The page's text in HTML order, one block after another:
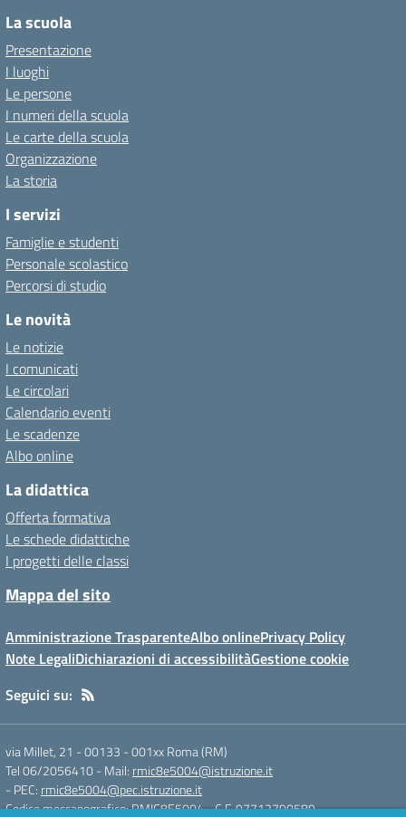
La scuola
Presentazione
I luoghi
Le persone
I numeri della scuola
Le carte della scuola
Organizzazione
La storia
I servizi
Famiglie e studenti
Personale scolastico
Percorsi di studio
Le novità
Le notizie
I comunicati
Le circolari
Calendario eventi
Le scadenze
Albo online
La didattica
Offerta formativa
Le schede didattiche
I progetti delle classi
Mappa del sito
Amministrazione TrasparenteAlbo onlinePrivacy Policy
Note LegaliDichiarazioni di accessibilitàGestione cookie
Seguici su:
via Millet, 21 - 00133 -001xx Roma (RM)
Tel 06/2056410- Mail: rmic8e5004@istruzione.it
- PEC: rmic8e5004@pec.istruzione.it
Codice meccanografico: RMIC8E5004- C.F. 97712790589